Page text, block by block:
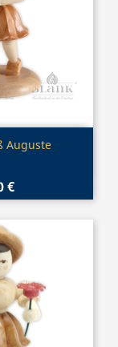
Auguste
€